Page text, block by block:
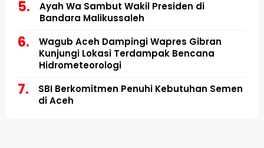
Ayah Wa Sambut Wakil Presiden di
Bandara Malikussaleh
Wagub Aceh Dampingi Wapres Gibran
Kunjungi Lokasi Terdampak Bencana
Hidrometeorologi
SBI Berkomitmen Penuhi Kebutuhan Semen
di Aceh